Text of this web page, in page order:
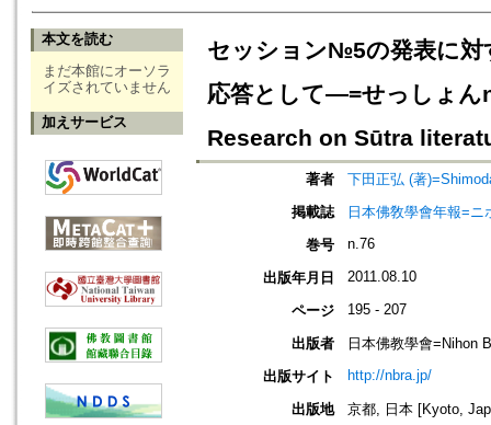
本文を読む
まだ本館にオーソラ
イズされていません
加えサービス
セッション№5の発表に対
応答として―=せっしょ
Research on Sūtra
著者
下田正弘 (著
掲載誌
日本佛敎學會年報=
巻号
n.76
出版年月日 2011.08.10
ページ 195 - 207
出版者
日本佛教學會=Nihon
出版サイト
http://nbra.jp/
出版地
京都, 日本 [Kyoto,